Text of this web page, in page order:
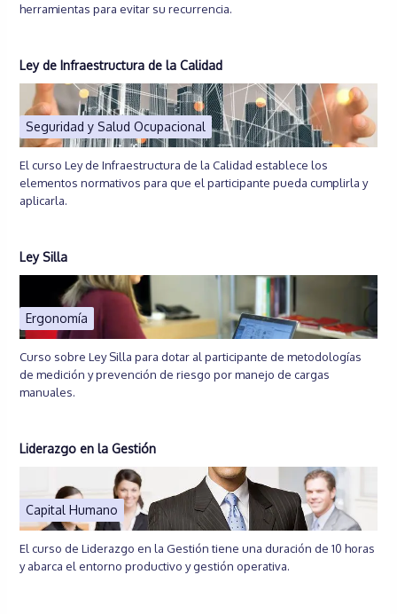
herramientas para evitar su recurrencia.
Ley de Infraestructura de la Calidad
Seguridad y Salud Ocupacional
El curso Ley de Infraestructura de la Calidad establece los
elementos normativos para que el participante pueda cumplirla y
aplicarla.
Ley Silla
Ergonomía
Curso sobre Ley Silla para dotar al participante de metodologías
de medición y prevención de riesgo por manejo de cargas
manuales.
Liderazgo en la Gestión
Capital Humano
El curso de Liderazgo en la Gestión tiene una duración de 10 horas
y abarca el entorno productivo y gestión operativa.